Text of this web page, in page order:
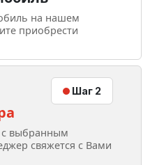
на нашем
приобрести
Шаг 2
с выбранным
свяжется с Вами